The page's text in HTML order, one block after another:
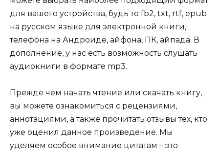
для вашего устройства, будь то fb2, txt, rtf, epub
на русском языке для электронной книги,
телефона на Андроиде, айфона, ПК, айпада. В
дополнение, у нас есть возможность слушать
аудиокниги в формате mp3.
Прежде чем начать чтение или скачать книгу,
вы можете ознакомиться с рецензиями,
аннотациями, а также прочитать отзывы тех, кто
уже оценил данное произведение. Мы
уделяем особое внимание цитатам – это